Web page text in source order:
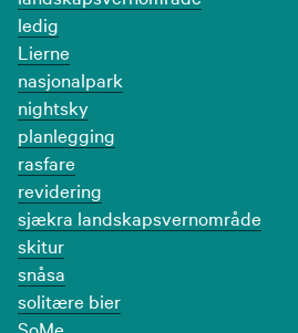
ledig
Lierne
nasjonalpark
nightsky
planlegging
rasfare
revidering
sjækra landskapsvernområde
skitur
snåsa
solitære bier
SoMe